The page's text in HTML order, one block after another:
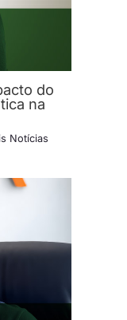
do
na
Notícias